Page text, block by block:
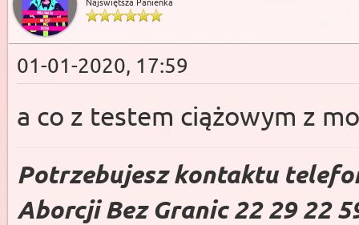
01-01-2020, 17:59
a co z testem ciążowym z
Potrzebujesz kontaktu
Aborcji Bez Granic 22 29 22